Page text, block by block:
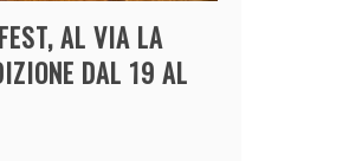
AL VIA LA
DAL 19 AL